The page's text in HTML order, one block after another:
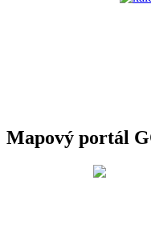
Mapový portál